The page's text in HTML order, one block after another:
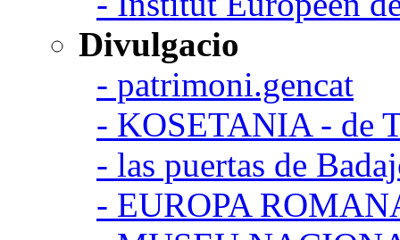
Divulgacio
- patrimoni.gencat
- KOSETANIA - de
- las puertas de
- EUROPA